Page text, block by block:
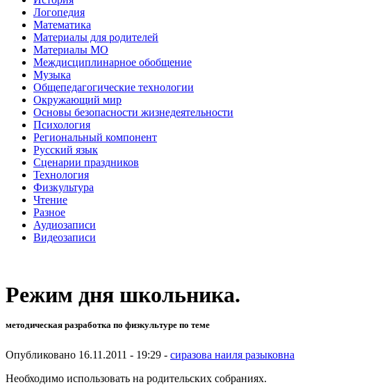
Логопедия
Математика
Материалы для родителей
Материалы МО
Междисциплинарное обобщение
Музыка
Общепедагогические технологии
Окружающий мир
Основы безопасности жизнедеятельности
Психология
Региональный компонент
Русский язык
Сценарии праздников
Технология
Физкультура
Чтение
Разное
Аудиозаписи
Видеозаписи
Режим дня школьника.
методическая разработка по физкультуре по теме
Опубликовано 16.11.2011 - 19:29 - сиразова наиля разыковна
Необходимо использовать на родительских собраниях.